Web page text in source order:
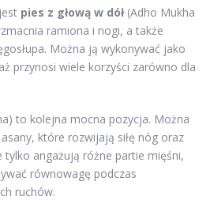
pies z głową w dół(Adho Mukha
ramiona i nogi, a także
Można ją wykonywać jako
przynosi wiele korzyści zarówno dla
to kolejna mocna pozycja. Można
które rozwijają siłę nóg oraz
tylko angażują różne partie mięśni,
równowagę podczas
ruchów.